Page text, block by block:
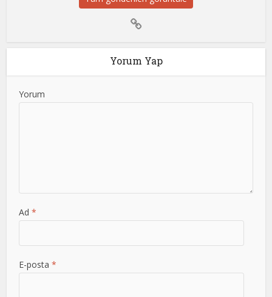
Yorum Yap
Yorum
Ad*
E-posta*